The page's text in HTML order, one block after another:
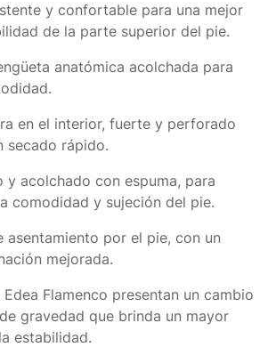
y confortable para una mejor
de la parte superior del pie.
anatómica acolchada para
en el interior, fuerte y perforado
secado rápido.
y acolchado con espuma, para
comodidad y sujeción del pie.
asentamiento por el pie, con un
mejorada.
Flamenco presentan un cambio
gravedad que brinda un mayor
estabilidad.